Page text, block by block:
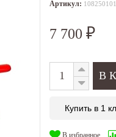
Артикул: 108250101
7 700 ₽
Купить в 1
В избранное